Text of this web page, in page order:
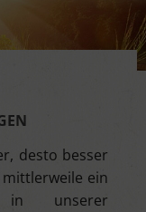
desto besser
ein
in unserer